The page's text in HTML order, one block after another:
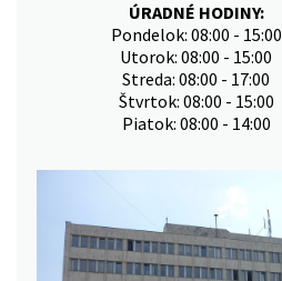
ÚRADNÉ HODINY:
Pondelok: 08:00 - 15:00
Utorok: 08:00 - 15:00
Streda: 08:00 - 17:00
Štvrtok: 08:00 - 15:00
Piatok: 08:00 - 14:00